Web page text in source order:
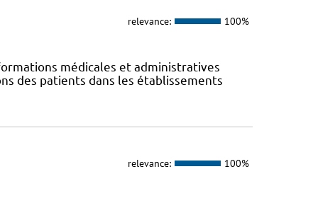
relevance: 100%
médicales et administratives
des patients dans les établissements
relevance: 100%